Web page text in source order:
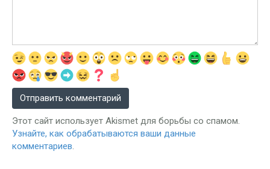
Этот сайт использует Akismet для борьбы со спамом.
Узнайте, как обрабатываются ваши данные
комментариев.